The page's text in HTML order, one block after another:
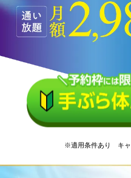
※適用条件あり キャ